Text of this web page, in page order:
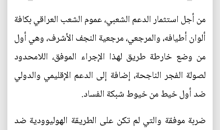
من أجل استثمار الدعم الشعبي، عموم الشعب العراقي بكافة
ألوان أطيافه، والمرجعي، مرجعية النجف الأشرف، وهي أول
من وضع خارطة طريق لهذا الإجراء الموفق، اللامحدود
لصولة الفجر الناجحة، إضافة إلى الدعم الإقليمي والدولي
ضد أول خيط من خيوط شبكة الفساد.
ضربة موفقة والتي لم تكن على الطريقة الهوليوودية ضد